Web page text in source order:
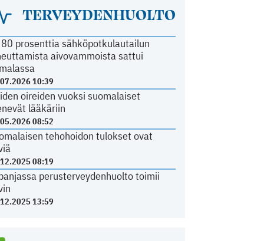
TERVEYDENHUOLTO
prosenttia sähköpotkulautailun
aivovammoista sattui
10:39
oireiden vuoksi suomalaiset
lääkäriin
08:52
tehohoidon tulokset ovat
08:19
perusterveydenhuolto toimii
13:59